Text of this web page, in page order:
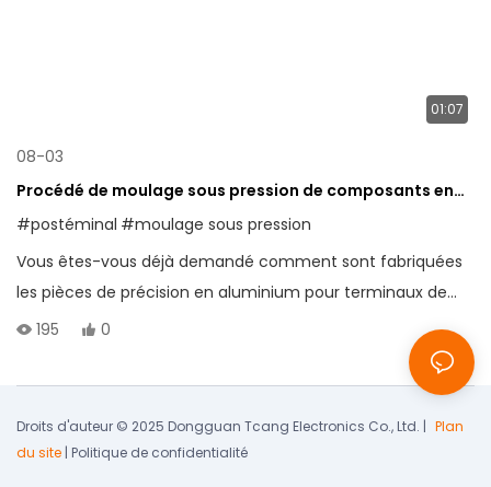
01:07
08-03
Procédé de moulage sous pression de composants en
aluminium pour terminaux de point de vente
#postéminal #moulage sous pression
Vous êtes-vous déjà demandé comment sont fabriquées
les pièces de précision en aluminium pour terminaux de
point de vente ? Découvrez le processus de moulage sous
195 0
Droits d'auteur © 2025 Dongguan Tcang Electronics Co., Ltd. | Plan
du site | Politique de confidentialité